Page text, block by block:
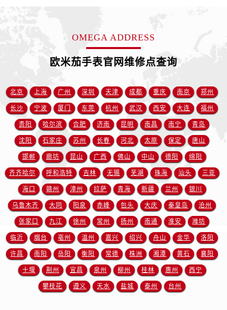
江苏省徐州市鼓楼区淮海东路29号苏宁广场IFC国际金融中心35层3508室售后服务中心（需提前预约）
江苏省盐城市盐都区世纪大道5号盐城金融城写字楼1号楼16层1604室售后服务中心（需提前预约）
江苏省扬州市邗江区国展路29号星耀天地写字楼1号楼18层1803室售后服务中心（需提前预约）
江苏省镇江市京口区中山东路售后服务中心（需提前预约）
江西省抚州市临川区赣东大道售后服务中心（需提前预约）
江西省赣州市章贡区文清路售后服务中心（需提前预约）
江西省吉安市吉州区井冈山大道售后服务中心（需提前预约）
江西省景德镇市珠山区珠山中路售后服务中心（需提前预约）
江西省九江市浔阳区浔阳路售后服务中心（需提前预约）
江西省南昌市红谷滩新区红谷中大道998号绿地双子塔（中央广场）A1座办公楼14层1407室售后服务中心（需提前预约）
江西省萍乡市安源区萍安北大道与康庄路交叉口售后服务中心（需提前预约）
江西省上饶市信州区滨江西路售后服务中心（需提前预约）
江西省新余市渝水区北湖西路售后服务中心（需提前预约）
江西省宜春市袁州区中山中路售后服务中心（需提前预约）
OMEGA ADDRESS
欧米茄手表官网维修点查询
北京 上海 广州 深圳 天津 成都 重庆 南京 郑州
长沙 宁波 厦门 东莞 杭州 武汉 西安 大连 福州
贵阳 哈尔滨 合肥 济南 昆明 南昌 南宁 青岛
沈阳 石家庄 苏州 长春 河北 太原 保定 唐山
邯郸 廊坊 昆山 广西 佛山 中山 德阳 绵阳
齐齐哈尔 呼和浩特 吉林 无锡 芜湖 珠海 汕头 三亚
海口 赣州 漳州 拉萨 青海 新疆 兰州 银川
乌鲁木齐 大同 阳泉 赤峰 包头 大庆 秦皇岛 沧州
张家口 九江 徐州 常州 扬州 南通 淮安 潍坊
临沂 烟台 亳州 温州 嘉兴 绍兴 舟山 金华 洛阳
许昌 南阳 岳阳 衡阳 常德 株洲 湘潭 黄石 襄阳
十堰 荆州 宜昌 泉州 柳州 桂林 惠州 西宁
攀枝花 遵义 天水 盐城 泰州 台州